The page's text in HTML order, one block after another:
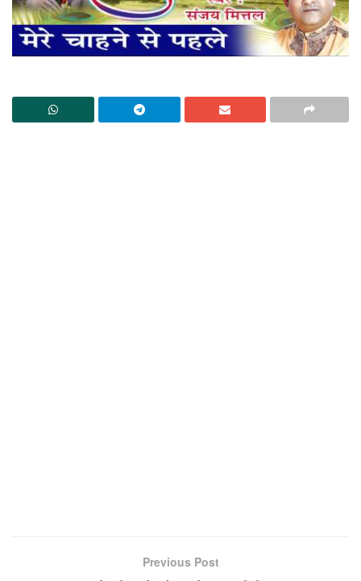
Previous Post